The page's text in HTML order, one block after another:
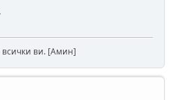
всички ви. [Амин]